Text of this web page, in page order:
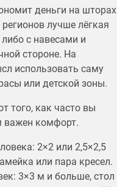
деньги на шторах
лучше лёгкая
с навесами и
стороне. На
использовать саму
или детской зоны.
того, как часто вы
важен комфорт.
2×2 или 2,5×2,5
или пара кресел.
3×3 м и больше, стол